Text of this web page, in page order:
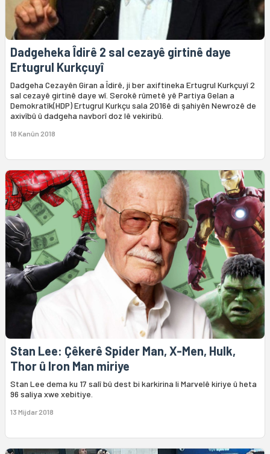
Dadgeheka Îdirê 2 sal cezayê girtinê daye
Ertugrul Kurkçuyî
Dadgeha Cezayên Giran a Îdirê, ji ber axiftineka Ertugrul Kurkçuyî 2
sal cezayê girtinê daye wî. Serokê rûmetê yê Partiya Gelan a
Demokratîk(HDP) Ertugrul Kurkçu sala 2016ê di şahiyên Newrozê de
axivîbû û dadgeha navborî doz lê vekiribû.
18 Kanûn 2018
Stan Lee: Çêkerê Spider Man, X-Men, Hulk,
Thor û Iron Man miriye
Stan Lee dema ku 17 salî bû dest bi karkirina li Marvelê kiriye û heta
96 saliya xwe xebitiye.
13 Mijdar 2018